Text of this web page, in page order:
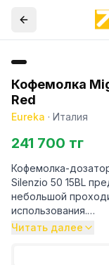
Кофемолка
Red
Eureka · Италия
241 700 тг
Кофемолка-дозатор
Silenzio 50 15BL
небольшой
использования.
Микрометрическая
Читать далее